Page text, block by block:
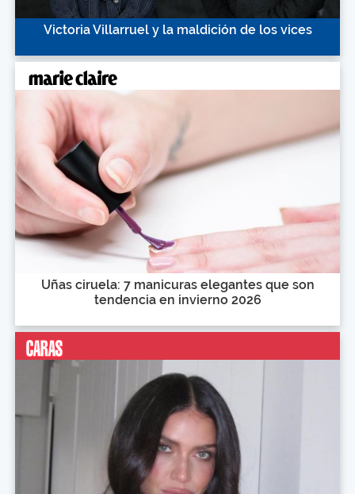
Victoria Villarruel y la maldición de los vices
Uñas ciruela: 7 manicuras elegantes que son
tendencia en invierno 2026